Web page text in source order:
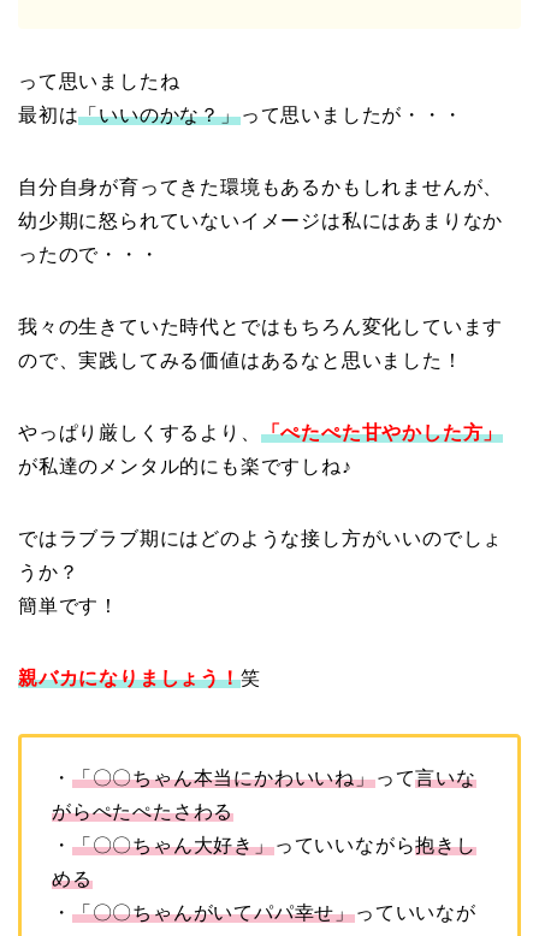
って思いましたね
最初は「いいのかな？」って思いましたが・・・
自分自身が育ってきた環境もあるかもしれませんが、
幼少期に怒られていないイメージは私にはあまりなか
ったので・・・
我々の生きていた時代とではもちろん変化しています
ので、実践してみる価値はあるなと思いました！
やっぱり厳しくするより、 「ぺたぺた甘やかした方」
が私達のメンタル的にも楽ですしね♪
ではラブラブ期にはどのような接し方がいいのでしょ
うか？
簡単です！
親バカになりましょう！笑
・ 「〇〇ちゃん本当にかわいいね」って言いな
がらぺたぺたさわる
・ 「〇〇ちゃん大好き」っていいながら抱きし
める
・ 「〇〇ちゃんがいてパパ幸せ」っていいなが